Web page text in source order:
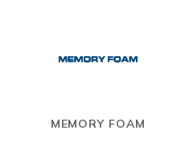
MEMORY FOAM